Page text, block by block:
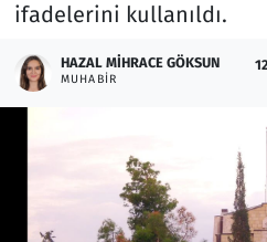
ifadelerini kullanıldı.
HAZAL MIHRACE GÖKSUN
MUHABIR
Oyun
Ramazan
Rüya Tabirleri